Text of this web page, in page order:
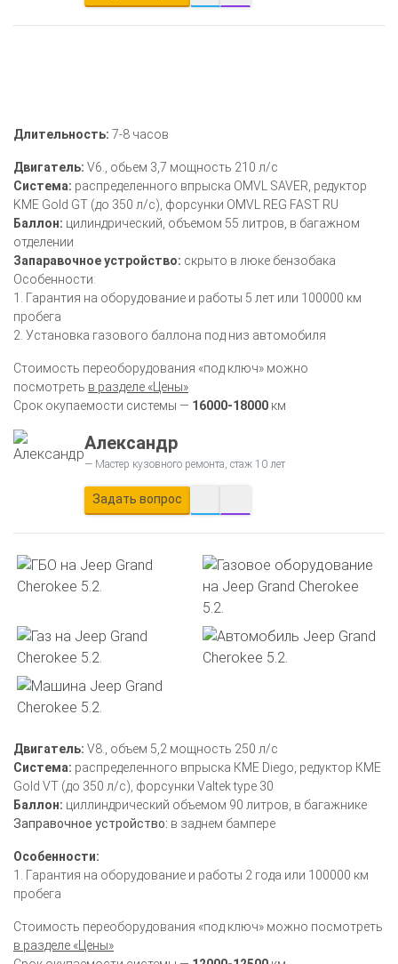
Длительность: 7-8 часов
Двигатель: V6., обьем 3,7 мощность 210 л/с
Система: распределенного впрыска OMVL SAVER, редуктор
KME Gold GT (до 350 л/c), форсунки OMVL REG FAST RU
Баллон: цилиндрический, объемом 55 литров, в багажном
отделении
Запаравочное устройство: скрыто в люке бензобака
Особенности:
1. Гарантия на оборудование и работы 5 лет или 100000 км
пробега
2. Установка газового баллона под низ автомобиля
Стоимость переоборудования «под ключ» можно
посмотреть в разделе «Цены»
Срок окупаемости системы — 16000-18000 км
Александр
Мастер кузовного ремонта, стаж 10 лет
Задать вопрос
Двигатель: V8., объем 5,2 мощность 250 л/с
Система: распределенного впрыска КМЕ Diego, редуктор КМЕ
Gold VT (до 350 л/с), форсунки Valtek type 30
Баллон: циллиндрический объемом 90 литров, в багажнике
Заправочное устройство: в заднем бампере
Особенности:
1. Гарантия на оборудование и работы 2 года или 100000 км
пробега
Стоимость переоборудования «под ключ» можно посмотреть
в разделе «Цены»